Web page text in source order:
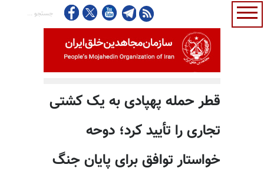
قطر حمله پهپادی به یک کشتی
تجاری را تأیید کرد؛ دوحه
خواستار توافق برای پایان جنگ